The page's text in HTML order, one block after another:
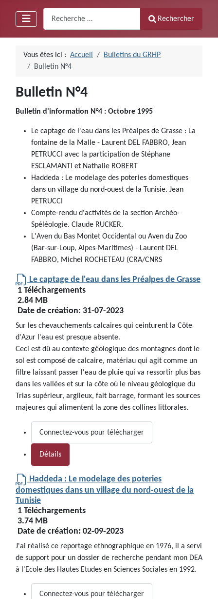
Rechercher
Vous êtes ici : Accueil
Bulletins du GRHP
Bulletin N°4
Bulletin N°4
Bulletin d'information N°4 : Octobre 1995
Le captage de l'eau dans les Préalpes de Grasse : La
fontaine de la Malle - Laurent DEL FABBRO, Jean
PETRUCCI avec la participation de Stéphane
ESCLAMANTI et Nathalie ROBERT
Haddeda : Le modelage des poteries domestiques
dans un village du nord-ouest de la Tunisie. Jean
PETRUCCI
Compte-rendu d'activités de la section Archéo-
Spéléologie. Claude RUCKER.
L'Aven du Bas Montet Occidental ou Aven du Zoo
(Bar-sur-Loup, Alpes-Maritimes) - Laurent DEL
FABBRO, Michel ROCHETEAU (CRA/CNRS
Le captage de l'eau dans les Préalpes de Grasse
1 Téléchargements
2.84 MB
Date de création: 31-07-2023
Sur les chevauchements calcaires qui ceinturent la Côte
d'Azur l'eau est presque absente.
Ceci est dû au contexte géologique des montagnes dont le
sol est composé de calcaire, matériau qui agit comme un
filtre laissant passer l'eau de pluie qui va ressortir plus bas
dans les vallées et sur la côte où le niveau géologique du
Trias supérieur, argileux, fait barrage, formant les sources
majeures qui alimentent la zone des collines littorales.
Connectez-vous pour télécharger
Détails
Haddeda : Le modelage des poteries
domestiques dans un village du nord-ouest de la
Tunisie
1 Téléchargements
3.74 MB
Date de création: 02-09-2023
J'ai réalisé ce reportage ethnographique en 1976, il a servi
de support pour un dossier de recherche pendant mon DEA
à l'Ecole des Hautes Etudes en Sciences Sociales en 1992.
Connectez-vous pour télécharger